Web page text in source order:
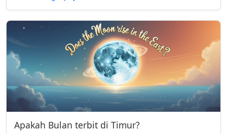
Apakah Bulan terbit di Timur?